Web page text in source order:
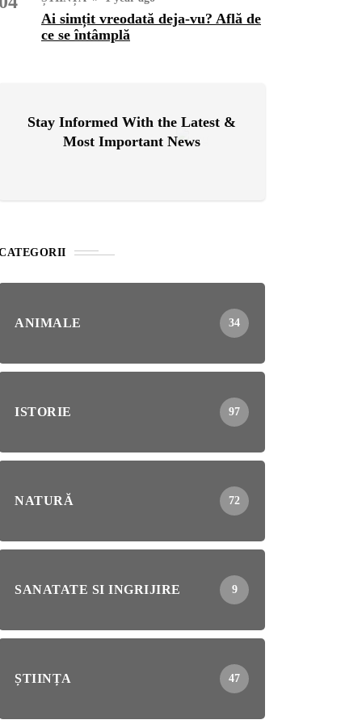
Ai simțit vreodată deja-vu? Află de
ce se întâmplă
Stay Informed With the Latest &
Most Important News
ANIMALE 34
ISTORIE 97
NATURĂ 72
SANATATE SI INGRIJIRE 9
ȘTIINȚA 47
2 years ago
1 year ago